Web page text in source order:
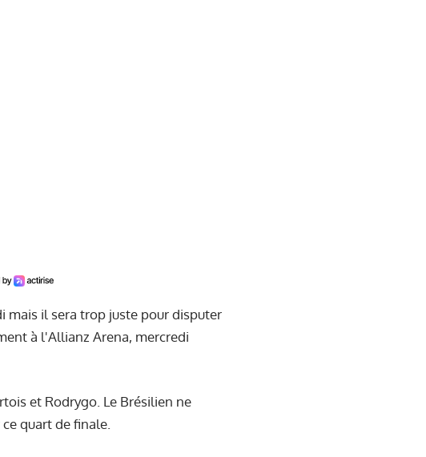
mais il sera trop juste pour disputer
à l'Allianz Arena, mercredi
et Rodrygo. Le Brésilien ne
quart de finale.